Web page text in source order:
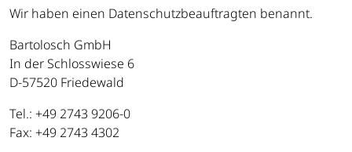
Wir haben einen Datenschutzbeauftragten benannt.
Bartolosch GmbH
In der Schlosswiese 6
D-57520 Friedewald
Tel.: +49 2743 9206-0
Fax: +49 2743 4302